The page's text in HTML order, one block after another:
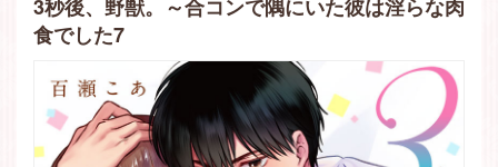
3秒後、野獣。～合コンで隅にいた彼は淫らな肉
食でした7